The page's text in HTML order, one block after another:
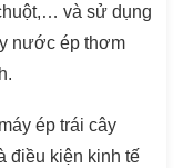
và sử dụng
nước ép thơm
ép trái cây
điều kiện kinh tế